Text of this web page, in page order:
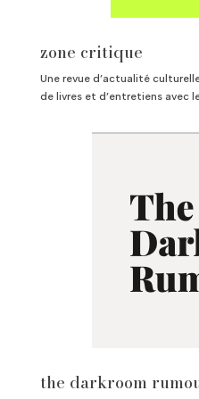
zone critique
Une revue d’actualité
de livres et d’entretiens avec
the darkroom